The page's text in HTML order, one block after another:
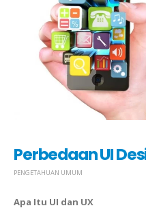
Perbedaan UI
PENGETAHUAN UMUM
Apa Itu UI dan UX